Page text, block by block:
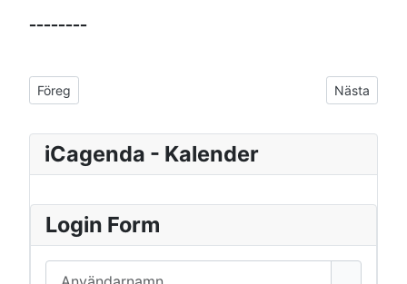
--------
Föregående artikel: Julkärvar säljes
Föreg Nästa
Nästa
iCagenda - Kalender
Login Form